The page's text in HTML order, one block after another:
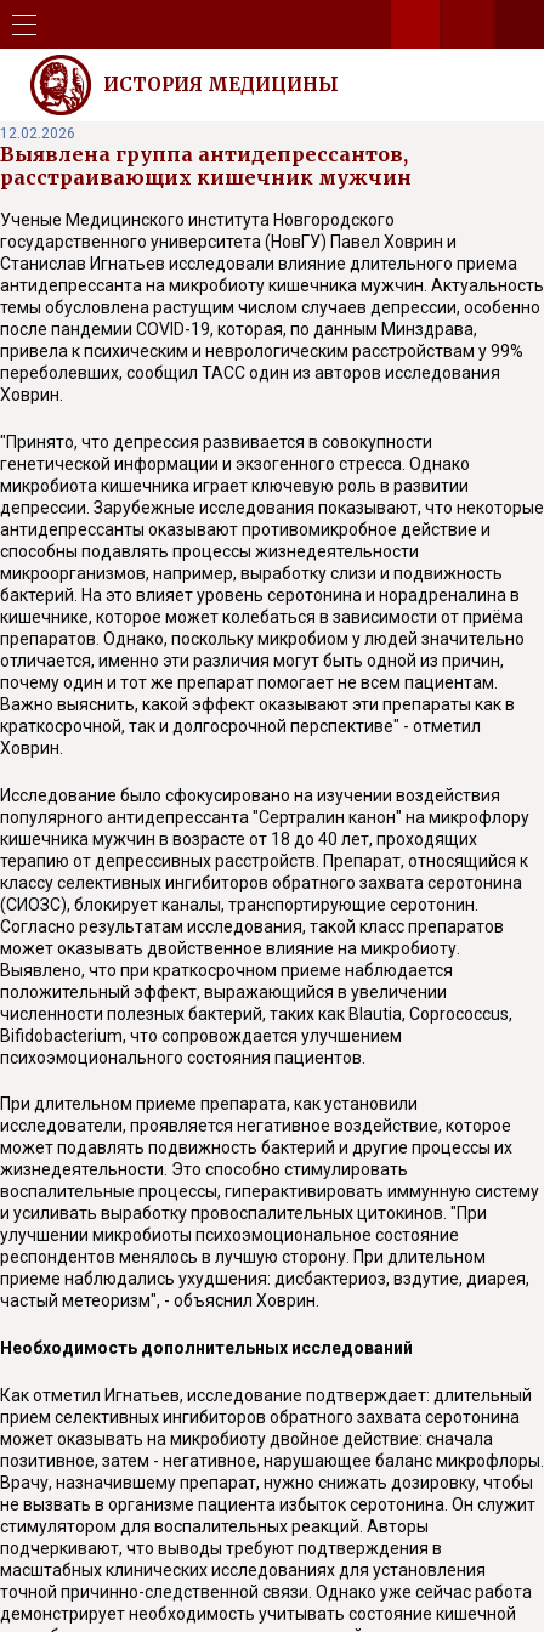
ИСТОРИЯ МЕДИЦИНЫ
12.02.2026
Выявлена группа антидепрессантов,
расстраивающих кишечник мужчин
Ученые Медицинского института Новгородского
государственного университета (НовГУ) Павел Ховрин и
Станислав Игнатьев исследовали влияние длительного приема
антидепрессанта на микробиоту кишечника мужчин. Актуальность
темы обусловлена растущим числом случаев депрессии, особенно
после пандемии COVID-19, которая, по данным Минздрава,
привела к психическим и неврологическим расстройствам у 99%
переболевших, сообщил ТАСС один из авторов исследования
Ховрин.
"Принято, что депрессия развивается в совокупности
генетической информации и экзогенного стресса. Однако
микробиота кишечника играет ключевую роль в развитии
депрессии. Зарубежные исследования показывают, что некоторые
антидепрессанты оказывают противомикробное действие и
способны подавлять процессы жизнедеятельности
микроорганизмов, например, выработку слизи и подвижность
бактерий. На это влияет уровень серотонина и норадреналина в
кишечнике, которое может колебаться в зависимости от приёма
препаратов. Однако, поскольку микробиом у людей значительно
отличается, именно эти различия могут быть одной из причин,
почему один и тот же препарат помогает не всем пациентам.
Важно выяснить, какой эффект оказывают эти препараты как в
краткосрочной, так и долгосрочной перспективе" - отметил
Ховрин.
Исследование было сфокусировано на изучении воздействия
популярного антидепрессанта "Сертралин канон" на микрофлору
кишечника мужчин в возрасте от 18 до 40 лет, проходящих
терапию от депрессивных расстройств. Препарат, относящийся к
классу селективных ингибиторов обратного захвата серотонина
(СИОЗС), блокирует каналы, транспортирующие серотонин.
Согласно результатам исследования, такой класс препаратов
может оказывать двойственное влияние на микробиоту.
Выявлено, что при краткосрочном приеме наблюдается
положительный эффект, выражающийся в увеличении
численности полезных бактерий, таких как Blautia, Coprococcus,
Bifidobacterium, что сопровождается улучшением
психоэмоционального состояния пациентов.
При длительном приеме препарата, как установили
исследователи, проявляется негативное воздействие, которое
может подавлять подвижность бактерий и другие процессы их
жизнедеятельности. Это способно стимулировать
воспалительные процессы, гиперактивировать иммунную систему
и усиливать выработку провоспалительных цитокинов. "При
улучшении микробиоты психоэмоциональное состояние
респондентов менялось в лучшую сторону. При длительном
приеме наблюдались ухудшения: дисбактериоз, вздутие, диарея,
частый метеоризм", - объяснил Ховрин.
Необходимость дополнительных исследований
Как отметил Игнатьев, исследование подтверждает: длительный
прием селективных ингибиторов обратного захвата серотонина
может оказывать на микробиоту двойное действие: сначала
позитивное, затем - негативное, нарушающее баланс микрофлоры.
Врачу, назначившему препарат, нужно снижать дозировку, чтобы
не вызвать в организме пациента избыток серотонина. Он служит
стимулятором для воспалительных реакций. Авторы
подчеркивают, что выводы требуют подтверждения в
масштабных клинических исследованиях для установления
точной причинно-следственной связи. Однако уже сейчас работа
демонстрирует необходимость учитывать состояние кишечной